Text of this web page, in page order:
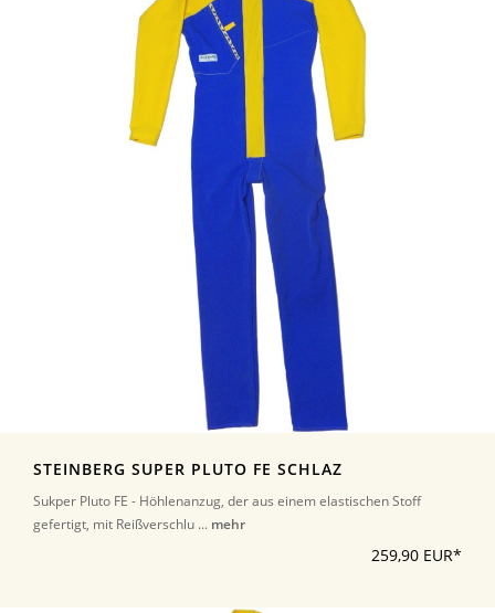
STEINBERG SUPER PLUTO FE SCHLAZ
Sukper Pluto FE - Höhlenanzug, der aus einem elastischen Stoff
gefertigt, mit Reißverschlu ... mehr
259,90 EUR*